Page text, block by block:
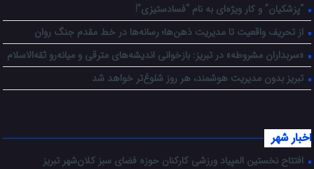
“پزشکیان” و کار ویژه‌ای به نام “فسادستیزی”!
از تحریف واقعیت تا مدیریت ذهن‌ها؛ رسانه‌ها در خط مقدم جنگ روان
«سربداران مشروطه» در تبریز: بازخوانی اندیشه‌های مترقی و میانه‌رو ثقه‌الاسلام
تبریز بدون مدیریت هوشمند، هر روز شلوغ‌تر خواهد شد
اخبار شهر
افتتاح نخستین المپیاد ورزشی کارکنان حوزه فضای سبز کلان‌شهر تبریز